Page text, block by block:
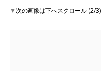
▼次の画像は下へスクロール (2/3)